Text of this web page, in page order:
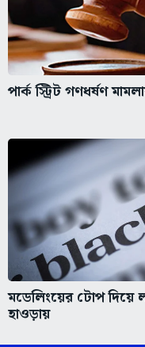
পার্ক স্ট্রিট গণধর্ষণ
মডেলিংয়ের টোপ দিয়ে
হাওড়ায়